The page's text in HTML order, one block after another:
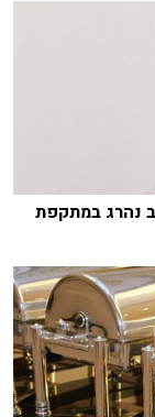
נהרג במתקפת